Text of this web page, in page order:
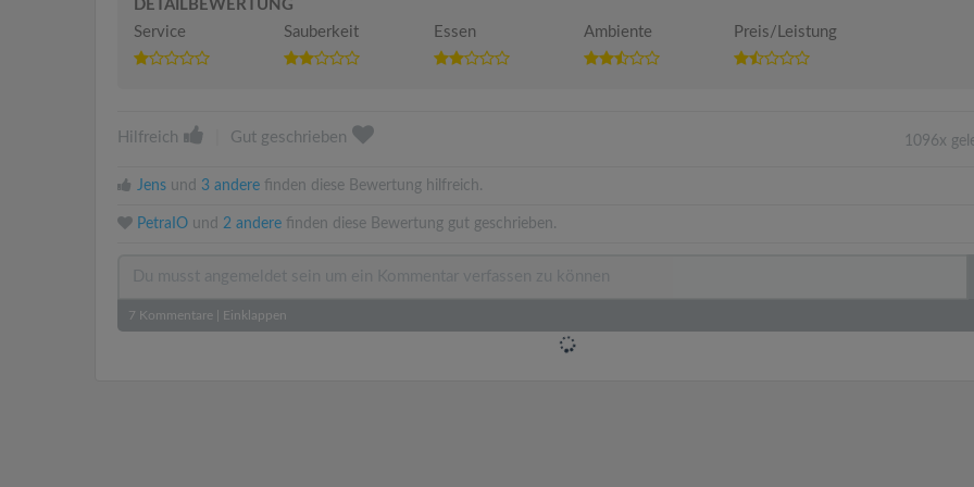
DETAILBEWERTUNG
Service
Sauberkeit Essen Ambiente Preis/Leistung
Hilfreich Gut geschrieben 1096x
Jens und 3 andere finden diese Bewertung hilfreich.
PetraIO und 2 andere finden diese Bewertung gut geschrieben.
7 Kommentare Einklappen